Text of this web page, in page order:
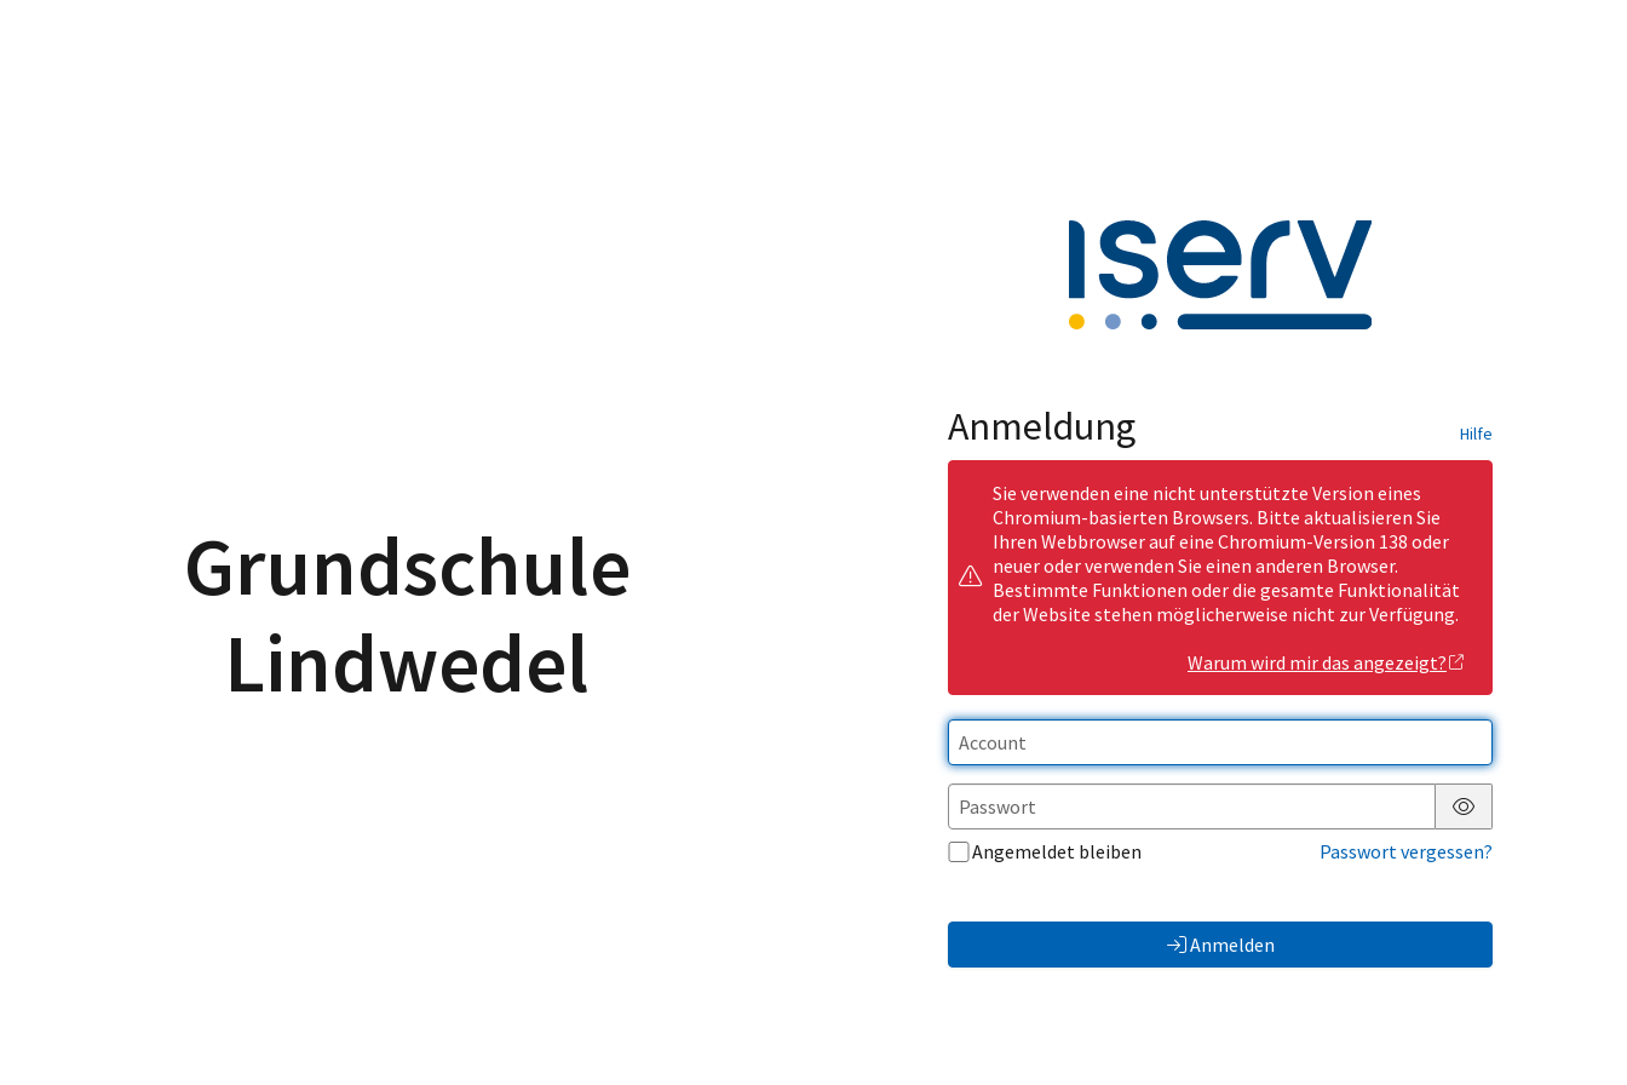
Grundschule
Lindwedel
Anmeldung Hilfe
Sie verwenden eine nicht unterstützte Version eines
Chromium-basierten Browsers. Bitte aktualisieren Sie
Ihren Webbrowser auf eine Chromium-Version 138 oder
neuer oder verwenden Sie einen anderen Browser.
Bestimmte Funktionen oder die gesamte Funktionalität
der Website stehen möglicherweise nicht zur Verfügung.
Warum wird mir das angezeigt?
Passwort anzeigen
Angemeldet bleiben
Passwort vergessen?
Anmelden